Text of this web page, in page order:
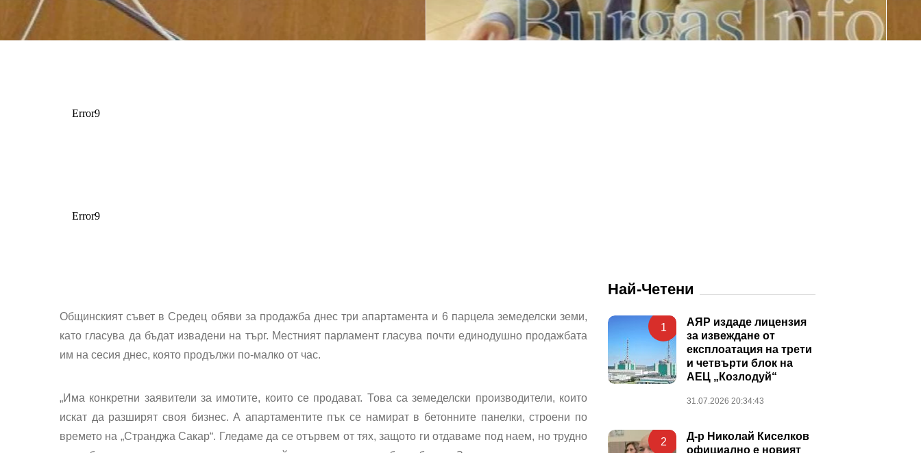
Общинският съвет в Средец обяви за продажба днес три апартамента и 6 парцела земеделски земи,
като гласува да бъдат извадени на търг. Местният парламент гласува почти единодушно продажбата
им на сесия днес, която продължи по-малко от час.
„Има конкретни заявители за имотите, които се продават. Това са земеделски производители, които
искат да разширят своя бизнес. А апартаментите пък се намират в бетонните панелки, строени по
времето на „Странджа Сакар“. Гледаме да се отървем от тях, защото ги отдаваме под наем, но трудно
Най-Четени
1
АЯР издаде лицензия
за извеждане от
експлоатация на трети
и четвърти блок на
АЕЦ „Козлодуй“
31.07.2026 20:34:43
2
Д-р Николай Киселков
официално е новият